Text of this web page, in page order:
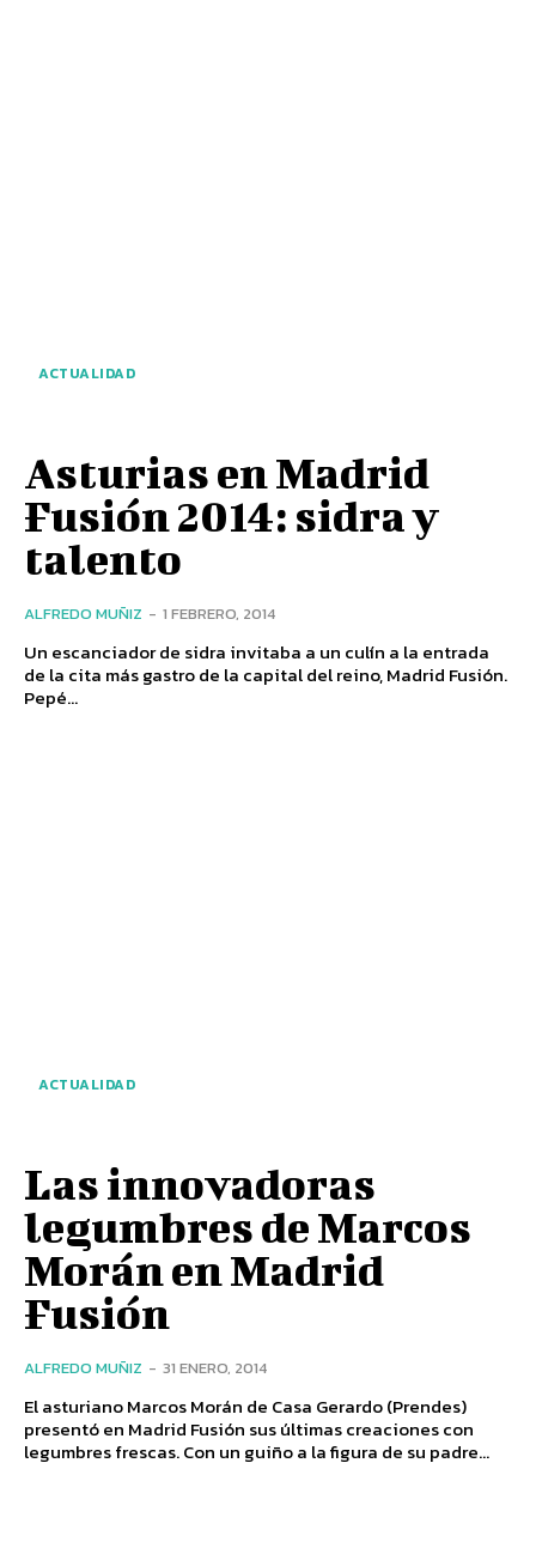
ACTUALIDAD
Asturias en Madrid
Fusión 2014: sidra y
talento
ALFREDO MUÑIZ - 1 FEBRERO, 2014
Un escanciador de sidra invitaba a un culín a la entrada
de la cita más gastro de la capital del reino, Madrid Fusión.
Pepé...
ACTUALIDAD
Las innovadoras
legumbres de Marcos
Morán en Madrid
Fusión
ALFREDO MUÑIZ - 31 ENERO, 2014
El asturiano Marcos Morán de Casa Gerardo (Prendes)
presentó en Madrid Fusión sus últimas creaciones con
legumbres frescas. Con un guiño a la figura de su padre...